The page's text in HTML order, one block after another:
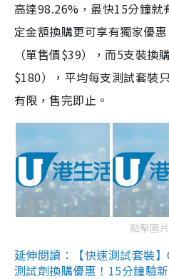
高達98.26%，最快15分鐘就
定金額換購更可享有獨家優
（單售價$39），而5支裝換
$180），平均每支測試套裝
有限，售完即止。
點擊圖
延伸閱讀：【快速測試套裝
測試劑換購優惠！15分鐘驗